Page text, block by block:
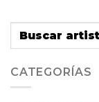
CATEGORÍAS